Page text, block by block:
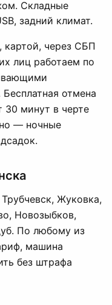
Складные
задний климат.
через СБП
лиц работаем по
отмена
30 минут в черте
— ночные
Жуковка,
Новозыбков,
По любому из
машина
без штрафа